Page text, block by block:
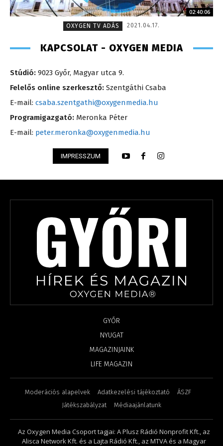
02:40:06
OXYGEN TV ADÁS
2021.04.17.
KAPCSOLAT - OXYGEN MEDIA
Stúdió: 9023 Győr, Magyar utca 9.
Felelős online szerkesztő: Szentgáthi Csaba
E-mail: csaba.szentgathi@oxygenmedia.hu
Programigazgató: Meronka Péter
E-mail: peter.meronka@oxygenmedia.hu
IMPRESSZUM
GYŐR
NYUGAT
MAGAZINJAINK
LIFE MAGAZIN
Moderációs alapelvek Adatkezelési tájékoztató
ÁSZF
Játékszabályzat
Médiaajánlatunk
Az Oxygen Media Csoport tagjai: A Plusz Rádió Nonprofit Kft., az
Alisca Network Kft. és a Lajta Rádió Kft., az MTVA és a Magyar